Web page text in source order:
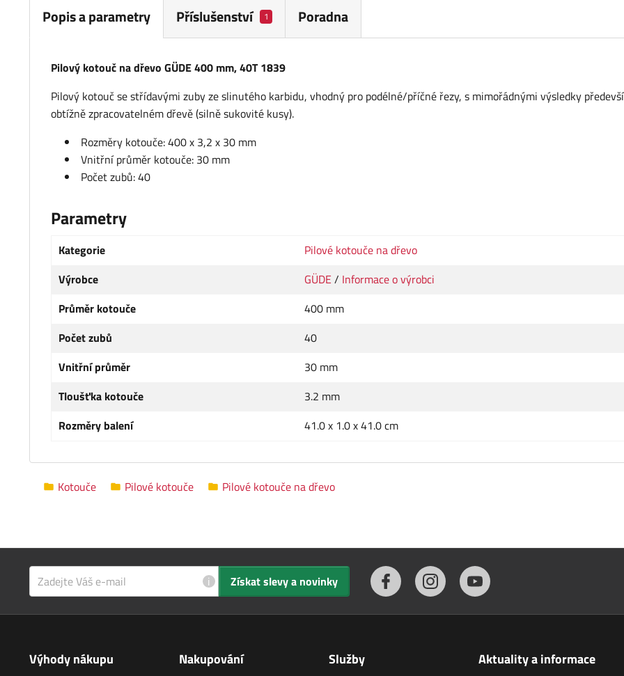
Popis a parametry Příslušenství 1 Poradna
Pilový kotouč na dřevo GÜDE 400 mm, 40T 1839
Pilový kotouč se střídavými zuby ze slinutého karbidu, vhodný pro podélné/příčné řezy, s mimořádnými výsledky
obtížně zpracovatelném dřevě (silně sukovité kusy).
Rozměry kotouče: 400 x 3,2 x 30 mm
Vnitřní průměr kotouče: 30 mm
Počet zubů: 40
Parametry
Kategorie
Pilové kotouče na dřevo
Výrobce
GÜDE / Informace o výrobci
Průměr kotouče
400 mm
Počet zubů
40
Vnitřní průměr
30 mm
Tloušťka kotouče
3.2 mm
Rozměry balení
41.0 x 1.0 x 41.0 cm
Kotouče Pilové kotouče Pilové kotouče na dřevo
i Získat slevy a novinky
Výhody nákupu Nakupování Služby Aktuality a informace